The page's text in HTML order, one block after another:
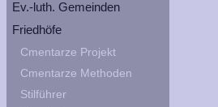
Ev.-luth. Gemeinden
Friedhöfe
Cmentarze Projekt
Cmentarze Methoden
Stilführer